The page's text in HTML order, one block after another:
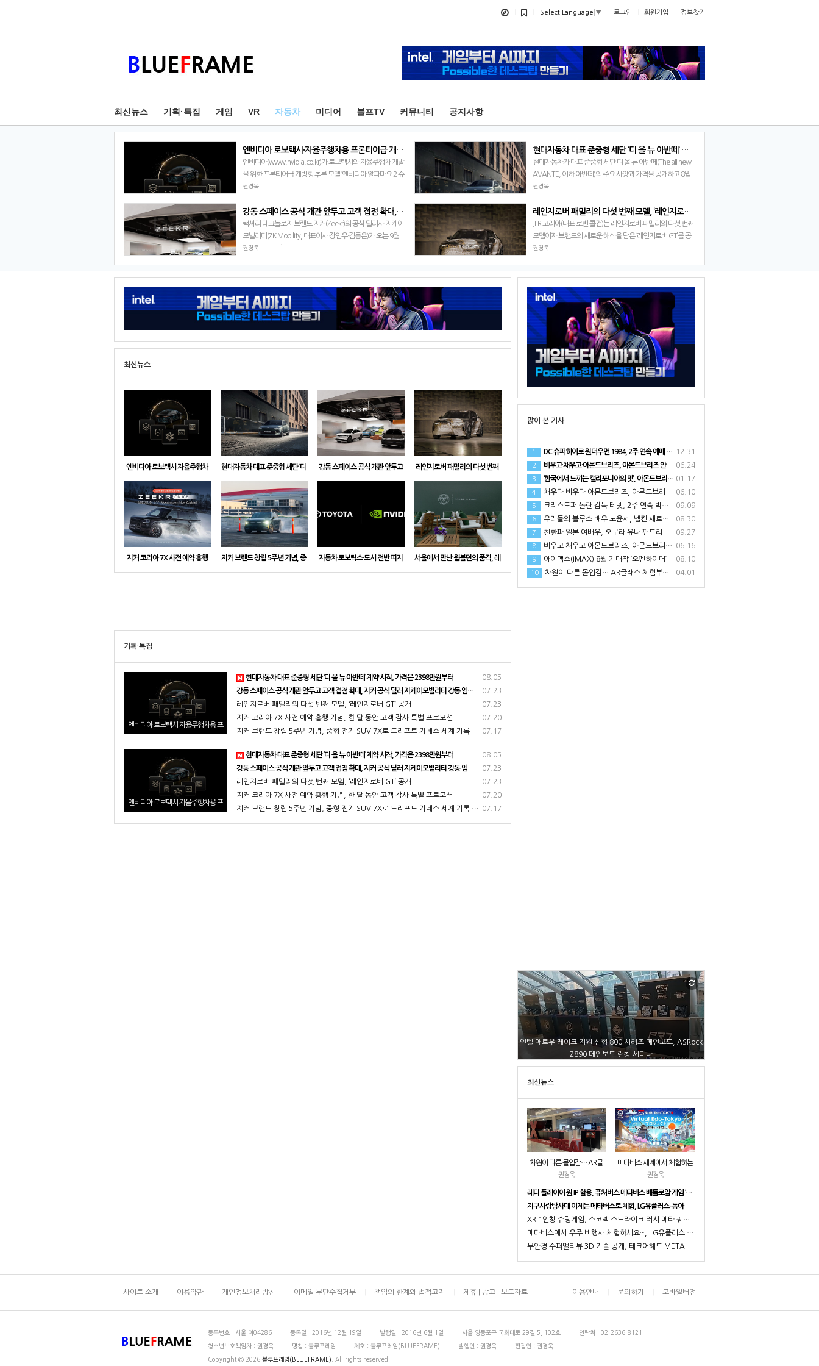
Select Language ▼ 로그인 회원가입 정보찾기
최신뉴스 기획·특집 게임 VR 자동차 미디어 블프TV 커뮤니티 공지사항
엔비디아 로보택시·자율주행차용 프론티어급 개방형 모델, ‘알파마요 2 슈퍼(NVIDIA Alpamayo 2 Super)’ 상업적 이용 가능
엔비디아(www.nvidia.co.kr)가 로보택시와 자율주행차 개발
을 위한 프론티어급 개방형 추론 모델 ‘엔비디아 알파마요 2 슈
퍼(NVIDIA Alpamayo 2 Super)’의 상업적 이용을 지원한다
권경욱
현대자동차 대표 준중형 세단 ‘디 올 뉴 아반떼’ 계약 시작, 가격은 2398만원부터
현대자동차가 대표 준중형 세단 디 올 뉴 아반떼(The all new
AVANTE, 이하 아반떼)의 주요 사양과 가격을 공개하고 8월
5일(수)부터 계약을 시작한다고 밝혔다.아반떼는 6년 만에 선
권경욱
강동 스페이스 공식 개관 앞두고 고객 접점 확대, 지커 공식 딜러 지케이모빌리티 강동 임시 전시장 오픈
럭셔리 테크놀로지 브랜드 지커(Zeekr)의 공식 딜러사 지케이
모빌리티(ZK Mobility, 대표이사 장인우·김동은)가 오는 9월
예정된 ‘지커 강동 스페이스(Zeekr Gangdong Space)’ 공식
권경욱
레인지로버 패밀리의 다섯 번째 모델, ‘레인지로버 GT’ 공개
JLR 코리아(대표 로빈 콜건)는 레인지로버 패밀리의 다섯 번째
모델이자 브랜드의 새로운 해석을 담은 ‘레인지로버 GT’를 공
개했다고 밝혔다.이번 공개에서는 레인지로버 GT의 실내가
권경욱
최신뉴스
엔비디아 로보택시·자율주행차
마요 2 슈퍼(NVIDIA Alpamayo
2 Super)’ 상업적 이용 가능
현대자동차 대표 준중형 세단 ‘디
2398만원부터
강동 스페이스 공식 개관 앞두고
장 오픈
레인지로버 패밀리의 다섯 번째
지커 코리아 7X 사전 예약 흥행
지커 브랜드 창립 5주년 기념, 중
자동차·로보틱스·도시 전반 피지
서울에서 만난 윔블던의 품격, 레
기획·특집
엔비디아 로보택시·자율주행차용 프
슈퍼(NVIDIA Alpamayo 2 Super)’
상업적 이용 가능
08.05
현대자동차 대표 준중형 세단 ‘디 올 뉴 아반떼’ 계약 시작, 가격은 2398만원부터
07.23
강동 스페이스 공식 개관 앞두고 고객 접점 확대, 지커 공식 딜러 지케이모빌리티 강동 임시 전시장 오픈
07.23
레인지로버 패밀리의 다섯 번째 모델, ‘레인지로버 GT’ 공개
07.20
지커 코리아 7X 사전 예약 흥행 기념, 한 달 동안 고객 감사 특별 프로모션
07.17
지커 브랜드 창립 5주년 기념, 중형 전기 SUV 7X로 드리프트 기네스 세계 기록 달성
엔비디아 로보택시·자율주행차용 프
08.05
현대자동차 대표 준중형 세단 ‘디 올 뉴 아반떼’ 계약 시작, 가격은 2398만원부터
07.23
강동 스페이스 공식 개관 앞두고 고객 접점 확대, 지커 공식 딜러 지케이모빌리티 강동 임시 전시장 오픈
07.23
레인지로버 패밀리의 다섯 번째 모델, ‘레인지로버 GT’ 공개
07.20
지커 코리아 7X 사전 예약 흥행 기념, 한 달 동안 고객 감사 특별 프로모션
07.17
지커 브랜드 창립 5주년 기념, 중형 전기 SUV 7X로 드리프트 기네스 세계 기록 달성
많이 본 기사
12.31
1
DC 슈퍼히어로 원더우먼 1984, 2주 연속 예매 순위 1위로 34만 관객 동원
06.24
2
비우고·채우고·아몬드브리즈, 아몬드브리즈 안보현 광고 메이킹 필름 공개
01.17
3
‘한국에서 느끼는 캘리포니아의 맛’, 아몬드브리즈 17일 라치카 가비와 함께 라이브방송 진행
06.10
4
채우다 비우다 아몬드브리즈, 아몬드브리즈 이다희와 함께한 광고 메이킹 필름 공개
09.09
5
크리스토퍼 놀란 감독 테넷, 2주 연속 박스오피스 1위로 100만 관객 돌파
08.30
6
우리들의 블루스 배우 노윤서, 벨킨 새로운 광고 모델로 선정
09.27
7
친한파 일본 여배우, 오구라 유나 팬트리 채널 공식 오픈
06.16
8
비우고 채우고 아몬드브리즈, 아몬드브리즈 안보현과 함께한 2021 광고 영상 공개
08.10
9
아이맥스(IMAX) 8월 기대작 ‘오펜하이머’, 관전 포인트3 공개
04.01
10 차원이 다른 몰입감… AR글래스 체험부터 구매까지 한번에, 엑스리얼 현대백화점 중동점 팝업스토어 오픈
인텔 애로우 레이크 지원 신형 800 시리즈 메인보드, ASRock
Z890 메인보드 런칭 세미나
최신뉴스
차원이 다른 몰입감… AR글
래스 체험부터 구매까지 한번
에, 엑스리얼 현대백화점 중동
권경욱
메타버스 세계에서 체험하는
새로운 도쿄, 도쿄도(TMG)
The Virtual Edo-Tokyo
권경욱
​레디 플레이어 원 IP 활용, 퓨처버스 메타버스 배틀로얄 게임 ‘오픈(Open)’ 공개
지구사랑탐사대 이제는 메타버스로 체험, LG유플러스-동아사이언스 체험형 메타버스 교육 콘텐츠 공동 제작 나선다
XR 1인칭 슈팅게임, 스코넥 스트라이크 러시 메타 퀘스트 플랫폼 공식 출시
메타버스에서 우주 비행사 체험하세요~, LG유플러스 키즈토피아 우주 체험 메타버스 공간 만든다
무안경 수퍼멀티뷰 3D 기술 공개, 테크어헤드 METAVERSE EXPO 2024 참가
사이트 소개 이용약관 개인정보처리방침 이메일 무단수집거부 책임의 한계와 법적고지 제휴 | 광고 | 보도자료 이용안내 문의하기 모바일버전
등록번호 : 서울 아04286 등록일 : 2016년 12월 19일 발행일 : 2016년 6월 1일 서울 영등포구 국회대로 29길 5, 102호 연락처 : 02-2636-8121
청소년보호책임자 : 권경욱 명칭 : 블루프레임 제호 : 블루프레임(BLUEFRAME) 발행인 : 권경욱 편집인 : 권경욱
Copyright 2026 블루프레임(BLUEFRAME) . All rights reserved.